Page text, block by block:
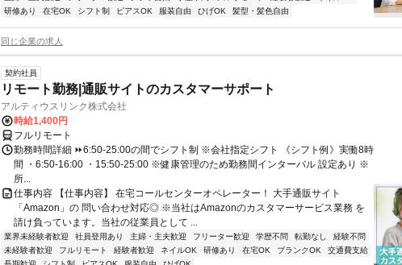
研修あり
在宅OK シフト制 ピアスOK 服装自由 ひげOK 髪型・髪色自由
同じ企業の求人
契約社員
リモート勤務|通販サイトのカスタマーサポート
アルティウスリンク株式会社
時給1,400円
フルリモート
勤務時間詳細 ⏩6:50-25:00の間でシフト制 ※会社指定シフト 《シフト例》実働8時
間 ・6:50-16:00 ・15:50-25:00 ※健康管理のため勤務間インターバル 設定あり ※
所...
仕事内容 【仕事内容】 在宅コールセンターオペレーター！ 大手通販サイト
「Amazon」の 問い合わせ対応◎ ※当社はAmazonのカスタマーサービス業務 を
請け負っています。当社の従業員として ...
業界未経験者歓迎 社員登用あり 主婦・主夫歓迎 フリーター歓迎 学歴不問 転勤なし
経験不問
未経験者歓迎
フルリモート 経験者歓迎 ネイルOK 研修あり 在宅OK ブランクOK
交通費支給